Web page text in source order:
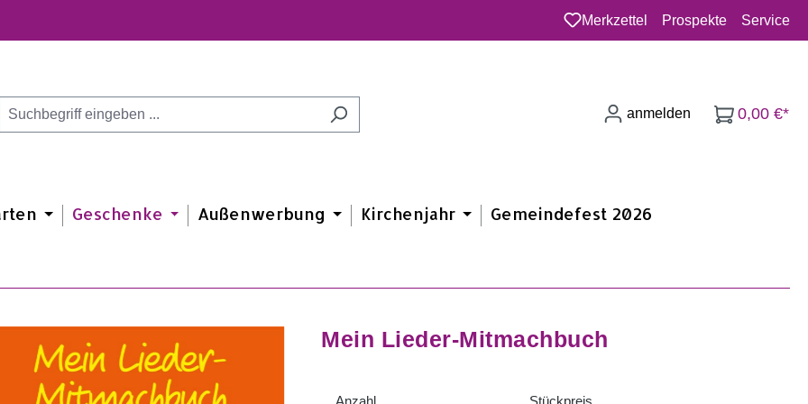
Du hast 0 Produkte auf dem
Merkzettel Prospekte Service
anmelden 0,00 €*
Geschenke Außenwerbung Kirchenjahr Gemeindefest 2026
Mein Lieder-Mitmachbuch
Anzahl Stückpreis